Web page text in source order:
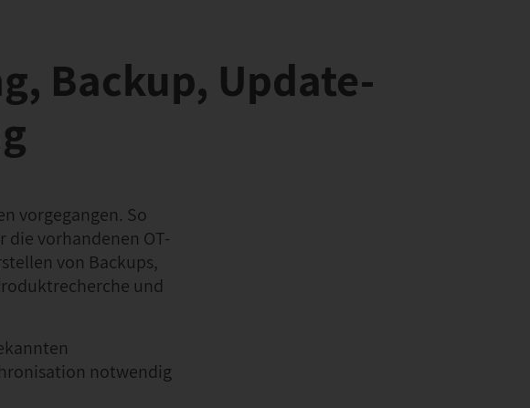
Backup, Update-
vorgegangen. So
vorhandenen OT-
von Backups,
und
notwendig